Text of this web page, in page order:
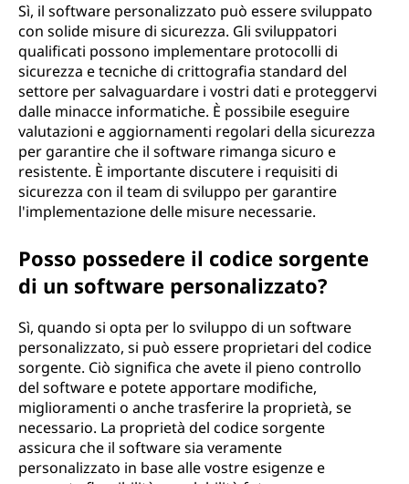
Sì, il software personalizzato può essere sviluppato
con solide misure di sicurezza. Gli sviluppatori
qualificati possono implementare protocolli di
sicurezza e tecniche di crittografia standard del
settore per salvaguardare i vostri dati e proteggervi
dalle minacce informatiche. È possibile eseguire
valutazioni e aggiornamenti regolari della sicurezza
per garantire che il software rimanga sicuro e
resistente. È importante discutere i requisiti di
sicurezza con il team di sviluppo per garantire
l'implementazione delle misure necessarie.
Posso possedere il codice sorgente
di un software personalizzato?
Sì, quando si opta per lo sviluppo di un software
personalizzato, si può essere proprietari del codice
sorgente. Ciò significa che avete il pieno controllo
del software e potete apportare modifiche,
miglioramenti o anche trasferire la proprietà, se
necessario. La proprietà del codice sorgente
assicura che il software sia veramente
personalizzato in base alle vostre esigenze e